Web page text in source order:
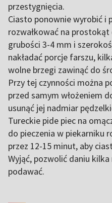
przestygnięcia.
Ciasto ponownie wyrobić i
rozwałkować na prostokąt
grubości 3-4 mm i
nakładać porcje farszu,
wolne brzegi zawinąć do
Przy tej czynności można
przed samym włożeniem
usunąć jej nadmiar
Tureckie pide piec na
do pieczenia w piekarniku
przez 12-15 minut, aby
Wyjąć, pozwolić daniu
podawać.